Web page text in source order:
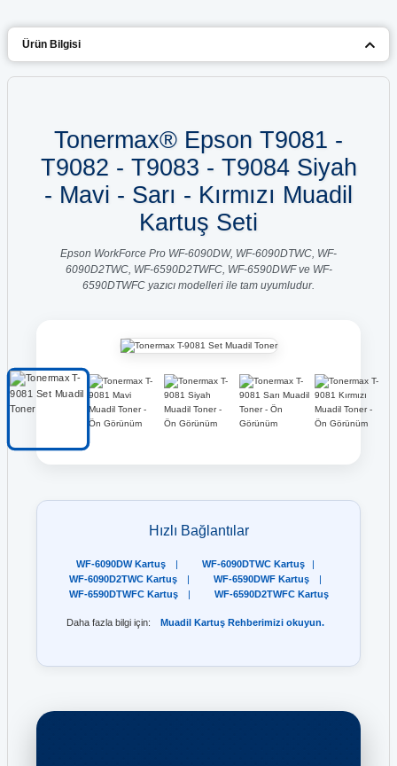
Ürün Bilgisi
Tonermax® Epson T9081 -
T9082 - T9083 - T9084 Siyah
- Mavi - Sarı - Kırmızı Muadil
Kartuş Seti
Epson WorkForce Pro WF-6090DW, WF-6090DTWC, WF-
6090D2TWC, WF-6590D2TWFC, WF-6590DWF ve WF-
6590DTWFC yazıcı modelleri ile tam uyumludur.
Hızlı Bağlantılar
WF-6090DW Kartuş | WF-6090DTWC Kartuş
|
WF-6090D2TWC Kartuş
| WF-6590DWF Kartuş
|
WF-6590DTWFC Kartuş
| WF-6590D2TWFC Kartuş
Daha fazla bilgi için: Muadil Kartuş Rehberimiziokuyun.